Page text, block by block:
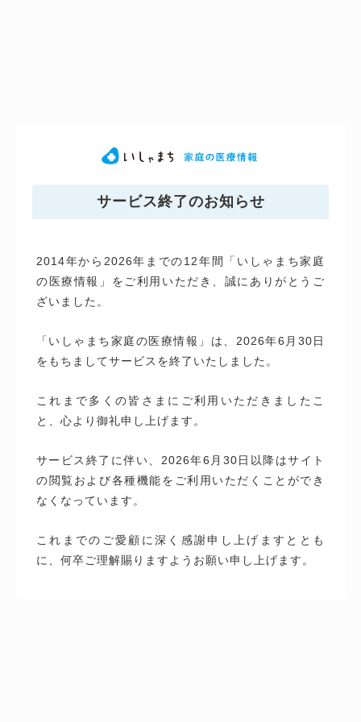
サービス終了のお知らせ
2014年から2026年までの12年間「いしゃまち家庭
の医療情報」をご利用いただき、誠にありがとうご
ざいました。
「いしゃまち家庭の医療情報」は、2026年6月30日
をもちましてサービスを終了いたしました。
これまで多くの皆さまにご利用いただきましたこ
と、心より御礼申し上げます。
サービス終了に伴い、2026年6月30日以降はサイト
の閲覧および各種機能をご利用いただくことができ
なくなっています。
これまでのご愛顧に深く感謝申し上げますととも
に、何卒ご理解賜りますようお願い申し上げます。